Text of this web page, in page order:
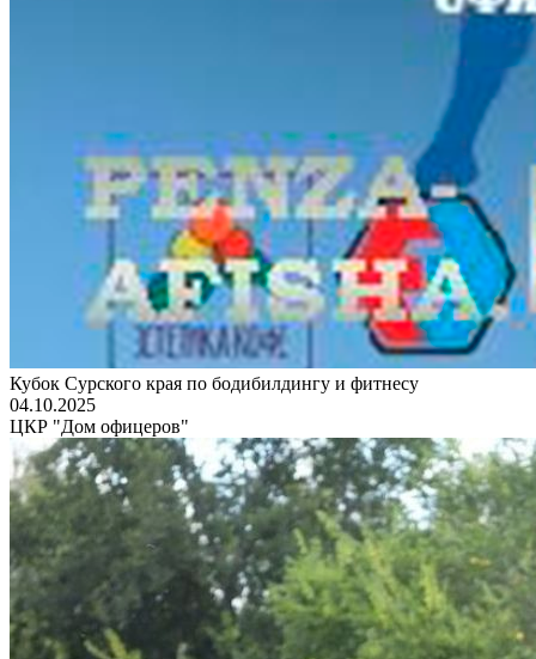
Кубок Сурского края по бодибилдингу и фитнесу
04.10.2025
ЦКР "Дом офицеров"